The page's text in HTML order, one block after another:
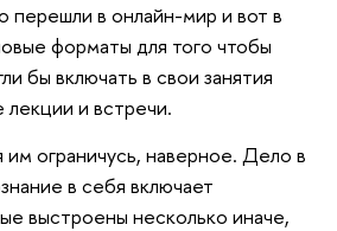
в онлайн-мир и вот в
форматы для того чтобы
бы включать в свои занятия
и встречи.
ограничусь, наверное. Дело в
в себя включает
выстроены несколько иначе,